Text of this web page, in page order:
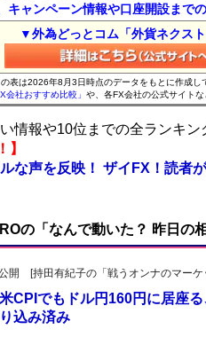
キャンペーン情報や口座開設まで
▼外為どっとコム「外貨ネクス
表は2026年8月3日時点のデータをもとに作成し
会社おすすめ比較」 や、各FX会社の公式サイト
情報や10位までの全ランキン
】
な声を反映！ ザイFX！読者
の「なんで動いた？ 昨日の
開 [持田有紀子の「戦うオンナのマーケ
CPIでもドル円160円に居座
込み済み